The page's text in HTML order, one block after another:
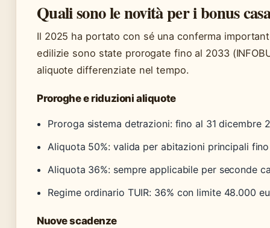
Quali sono le novità per i bonus
Il 2025 ha portato con sé una conferma
edilizie sono state prorogate fino al 2033
aliquote differenziate nel tempo.
Proroghe e riduzioni aliquote
Proroga sistema detrazioni: fino al 31 dicembre
Aliquota 50%: valida per abitazioni principali
Aliquota 36%: sempre applicabile per seconde
Regime ordinario TUIR: 36% con limite 48.000
Nuove scadenze